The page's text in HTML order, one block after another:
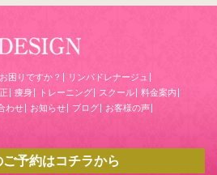
困りですか？
リンパドレナージュ
痩身 トレーニング スクール
料金案内
わせ お知らせ ブログ
お客様の声
予約はコチラから